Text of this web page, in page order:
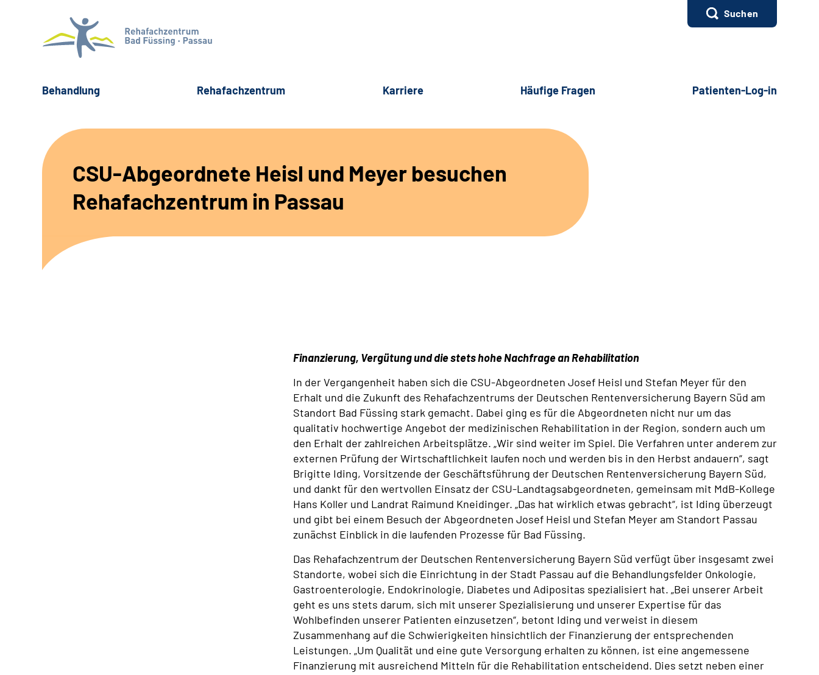
Suchen
Behandlung Rehafachzentrum Karriere Häufige Fragen Patienten-Log-in
CSU-Abgeordnete Heisl und Meyer besuchen
Rehafachzentrum in Passau
Finanzierung, Vergütung und die stets hohe Nachfrage an Rehabilitation
In der Vergangenheit haben sich die CSU-Abgeordneten Josef Heisl und Stefan Meyer für den
Erhalt und die Zukunft des Rehafachzentrums der Deutschen Rentenversicherung Bayern Süd am
Standort Bad Füssing stark gemacht. Dabei ging es für die Abgeordneten nicht nur um das
qualitativ hochwertige Angebot der medizinischen Rehabilitation in der Region, sondern auch um
den Erhalt der zahlreichen Arbeitsplätze. „Wir sind weiter im Spiel. Die Verfahren unter anderem zur
externen Prüfung der Wirtschaftlichkeit laufen noch und werden bis in den Herbst andauern“, sagt
Brigitte Iding, Vorsitzende der Geschäftsführung der Deutschen Rentenversicherung Bayern Süd,
und dankt für den wertvollen Einsatz der CSU-Landtagsabgeordneten, gemeinsam mit MdB-Kollege
Hans Koller und Landrat Raimund Kneidinger. „Das hat wirklich etwas gebracht“, ist Iding überzeugt
und gibt bei einem Besuch der Abgeordneten Josef Heisl und Stefan Meyer am Standort Passau
zunächst Einblick in die laufenden Prozesse für Bad Füssing.
Das Rehafachzentrum der Deutschen Rentenversicherung Bayern Süd verfügt über insgesamt zwei
Standorte, wobei sich die Einrichtung in der Stadt Passau auf die Behandlungsfelder Onkologie,
Gastroenterologie, Endokrinologie, Diabetes und Adipositas spezialisiert hat. „Bei unserer Arbeit
geht es uns stets darum, sich mit unserer Spezialisierung und unserer Expertise für das
Wohlbefinden unserer Patienten einzusetzen“, betont Iding und verweist in diesem
Zusammenhang auf die Schwierigkeiten hinsichtlich der Finanzierung der entsprechenden
Leistungen. „Um Qualität und eine gute Versorgung erhalten zu können, ist eine angemessene
Finanzierung mit ausreichend Mitteln für die Rehabilitation entscheidend. Dies setzt neben einer